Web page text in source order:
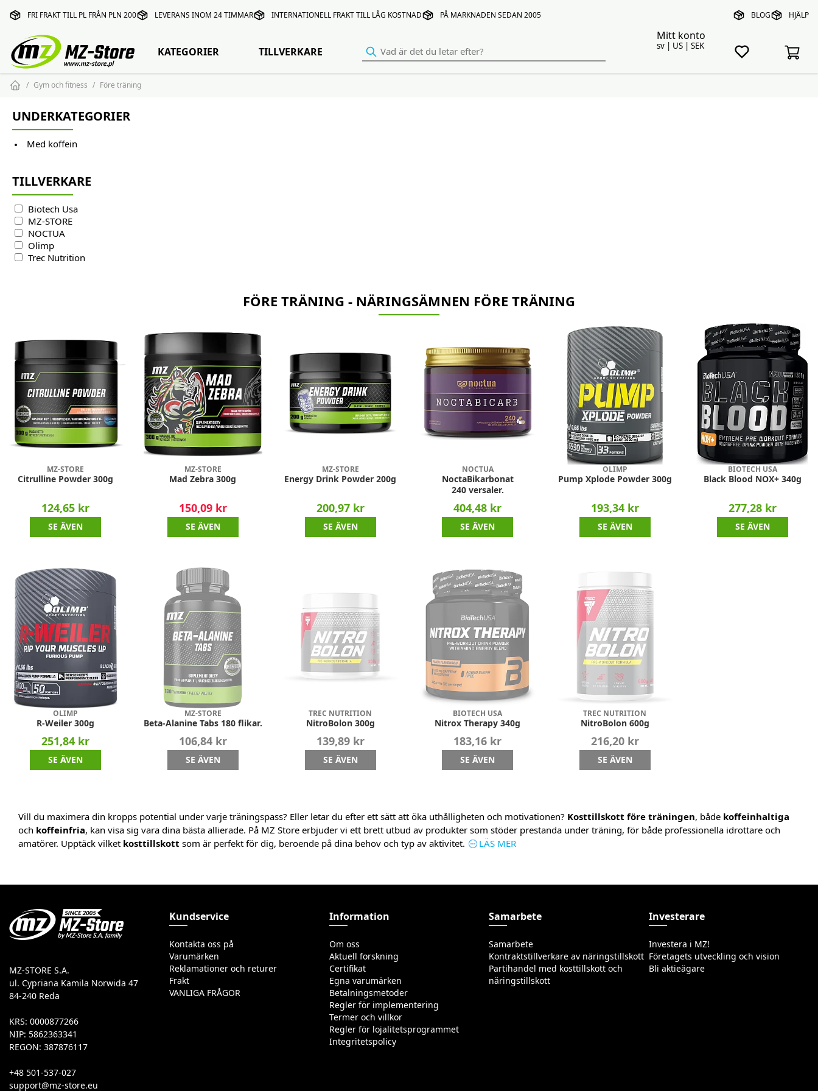
FRI FRAKT TILL PL FRÅN PLN 200 LEVERANS INOM 24 TIMMAR INTERNATIONELL FRAKT TILL LÅG KOSTNAD PÅ MARKNADEN SEDAN 2005 BLOG HJÄLP
Mitt konto
sv | US | SEK
KATEGORIER TILLVERKARE
Gym och fitness Före träning
UNDERKATEGORIER
Med koffein
TILLVERKARE
Biotech Usa
MZ-STORE
NOCTUA
Olimp
Trec Nutrition
FÖRE TRÄNING - NÄRINGSÄMNEN FÖRE TRÄNING
MZ-STORE
Citrulline Powder 300g
124,65 kr
SE ÄVEN
MZ-STORE
Mad Zebra 300g
150,09 kr
SE ÄVEN
MZ-STORE
Energy Drink Powder 200g
200,97 kr
SE ÄVEN
NOCTUA
NoctaBikarbonat
240 versaler.
404,48 kr
SE ÄVEN
OLIMP
Pump Xplode Powder 300g
193,34 kr
SE ÄVEN
BIOTECH USA
Black Blood NOX+ 340g
277,28 kr
SE ÄVEN
OLIMP
R-Weiler 300g
251,84 kr
SE ÄVEN
MZ-STORE
Beta-Alanine Tabs 180 flikar.
106,84 kr
SE ÄVEN
TREC NUTRITION
NitroBolon 300g
139,89 kr
SE ÄVEN
BIOTECH USA
Nitrox Therapy 340g
183,16 kr
SE ÄVEN
TREC NUTRITION
NitroBolon 600g
216,20 kr
SE ÄVEN
Vill du maximera din kropps potential under varje träningspass? Eller letar du efter ett sätt att öka uthålligheten och motivationen? Kosttillskott före träningen , både koffeinhaltiga
och koffeinfria , kan visa sig vara dina bästa allierade. På MZ Store erbjuder vi ett brett utbud av produkter som stöder prestanda under träning, för både professionella idrottare och
amatörer. Upptäck vilket kosttillskott som är perfekt för dig, beroende på dina behov och typ av aktivitet. LÄS MER
MZ-STORE S.A.
ul. Cypriana Kamila Norwida 47
84-240 Reda
KRS: 0000877266
NIP: 5862363341
REGON: 387876117
+48 501-537-027
Kundservice
Kontakta oss på
Varumärken
Reklamationer och returer
Frakt
VANLIGA FRÅGOR
Information
Om oss
Aktuell forskning
Certifikat
Egna varumärken
Betalningsmetoder
Regler för implementering
Termer och villkor
Regler för lojalitetsprogrammet
Integritetspolicy
Samarbete
Samarbete
Kontraktstillverkare av näringstillskott
Partihandel med kosttillskott och
näringstillskott
Investerare
Investera i MZ!
Företagets utveckling och vision
Bli aktieägare